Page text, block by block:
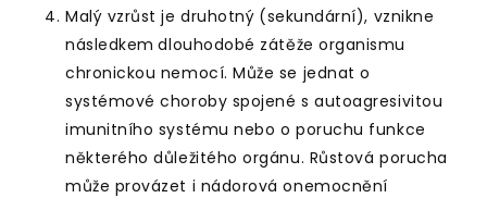
Malý vzrůst je druhotný (sekundární), vznikne
následkem dlouhodobé zátěže organismu
chronickou nemocí. Může se jednat o
systémové choroby spojené s autoagresivitou
imunitního systému nebo o poruchu funkce
některého důležitého orgánu. Růstová porucha
může provázet i nádorová onemocnění